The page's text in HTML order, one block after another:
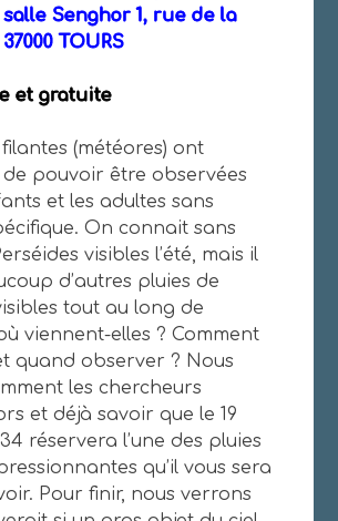
salle Senghor 1, rue de la
TOURS
et gratuite
filantes (météores) ont
de pouvoir être observées
et les adultes sans
On connait sans
visibles l’été, mais il
d’autres pluies de
tout au long de
viennent-elles ? Comment
quand observer ? Nous
les chercheurs
et déjà savoir que le 19
réservera l’une des pluies
qu’il vous sera
Pour finir, nous verrons